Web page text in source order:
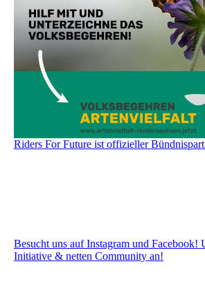
Riders For Future ist offizieller
Besucht uns auf Instagram und Facebook!
Initiative & netten Community an!